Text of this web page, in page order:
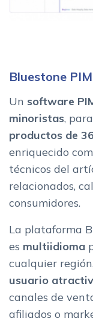
Bluestone PIM
Un software
minoristas,
productos de
enriquecido
técnicos del
relacionados,
consumidores.
La plataforma
es multiidioma
cualquier
usuario
canales de
afiliados o